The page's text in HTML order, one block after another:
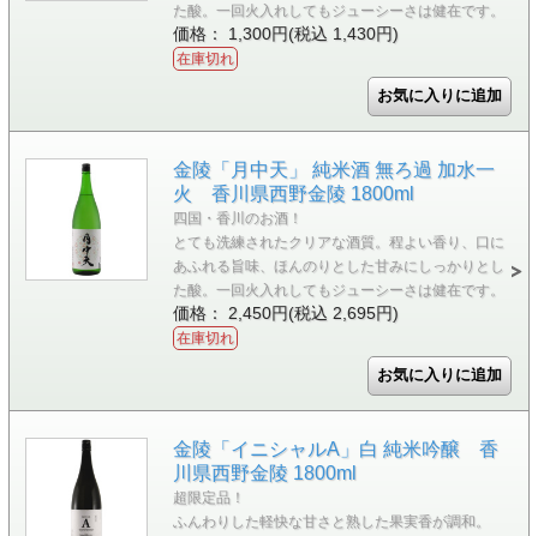
た酸。一回火入れしてもジューシーさは健在です。
価格： 1,300円(税込 1,430円)
在庫切れ
金陵「月中天」 純米酒 無ろ過 加水一
火 香川県西野金陵 1800ml
四国・香川のお酒！
とても洗練されたクリアな酒質。程よい香り、口に
あふれる旨味、ほんのりとした甘みにしっかりとし
た酸。一回火入れしてもジューシーさは健在です。
価格： 2,450円(税込 2,695円)
在庫切れ
金陵「イニシャルA」白 純米吟醸 香
川県西野金陵 1800ml
超限定品！
ふんわりした軽快な甘さと熟した果実香が調和。